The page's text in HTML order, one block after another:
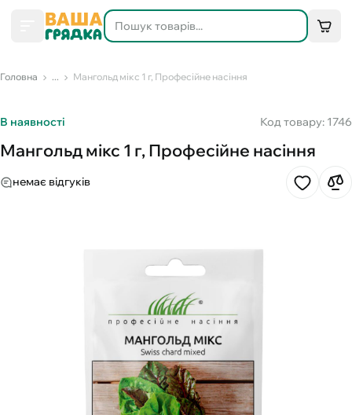
Головна ... Мангольд мікс 1 г, Професійне насіння
В наявності Код товару: 1746
Мангольд мікс 1 г, Професійне насіння
немає відгуків